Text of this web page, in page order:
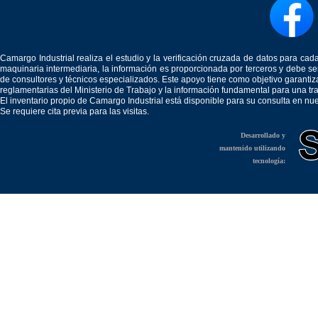
Camargo Industrial realiza el estudio y la verificación cruzada de datos para
maquinaria intermediaria, la información es proporcionada por terceros y debe
de consultores y técnicos especializados. Este apoyo tiene como objetivo
reglamentarias del Ministerio de Trabajo y la información fundamental para una
El inventario propio de Camargo Industrial está disponible para su consulta en
Se requiere cita previa para las visitas.
Desarrollado y
mantenido utilizando
tecnología: